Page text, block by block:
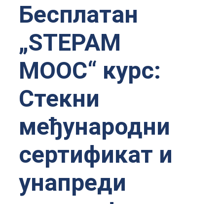
Бесплатан
„STEPAM
MOOC“ курс:
Стекни
међународни
сертификат и
унапреди